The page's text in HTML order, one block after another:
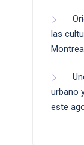
las
urbano
este